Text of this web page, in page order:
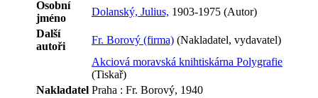
Osobní
jméno
Dolanský, Julius, 1903-1975 (Autor)
Další
autoři
Fr. Borový (firma) (Nakladatel, vydavatel)
Akciová moravská knihtiskárna Polygrafie
(Tiskař)
Nakladatel Praha : Fr. Borový, 1940